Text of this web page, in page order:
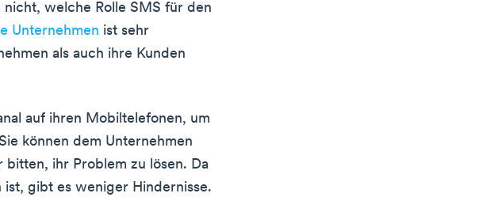
welche Rolle SMS für den
Unternehmen ist sehr
als auch ihre Kunden
auf ihren Mobiltelefonen, um
können dem Unternehmen
ihr Problem zu lösen. Da
gibt es weniger Hindernisse.